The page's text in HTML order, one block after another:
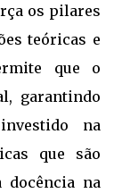
os pilares
teóricas e
que o
garantindo
na
que são
docência na